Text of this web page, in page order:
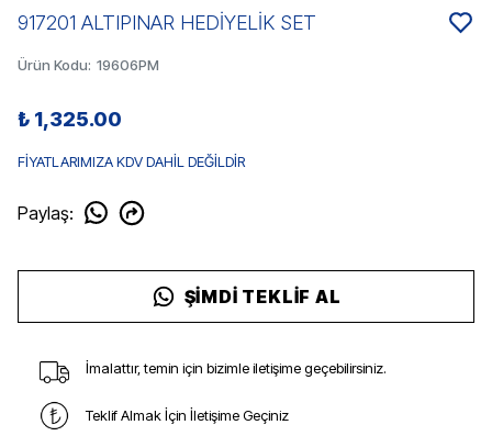
917201 ALTIPINAR HEDİYELİK SET
Ürün Kodu: 19606PM
₺ 1,325.00
FİYATLARIMIZA KDV DAHİL DEĞİLDİR
Paylaş:
ŞIMDI TEKLIF AL
İmalattır, temin için bizimle iletişime geçebilirsiniz.
Teklif Almak İçin İletişime Geçiniz